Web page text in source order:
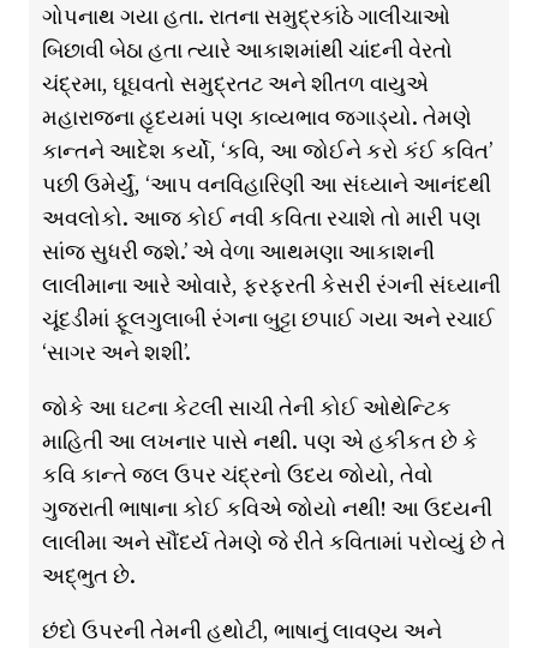
ગોપનાથ ગયા હતા. રાતના સમુદ્રકાંઠે ગાલીચાઓ
બિછાવી બેઠા હતા ત્યારે આકાશમાંથી ચાંદની વેરતો
ચંદ્રમા, ઘૂઘવતો સમુદ્રતટ અને શીતળ વાયુએ
મહારાજના હૃદયમાં પણ કાવ્યભાવ જગાડ્યો. તેમણે
કાન્તને આદેશ કર્યો, ‘કવિ, આ જોઈને કરો કંઈ કવિત’
પછી ઉમેર્યું, ‘આપ વનવિહારિણી આ સંઘ્યાને આનંદથી
અવલોકો. આજ કોઈ નવી કવિતા રચાશે તો મારી પણ
સાંજ સુધરી જશે.’ એ વેળા આથમણા આકાશની
લાલીમાના આરે ઓવારે, ફરફરતી કેસરી રંગની સંઘ્યાની
ચૂંદડીમાં ફૂલગુલાબી રંગના બુટ્ટા છપાઈ ગયા અને રચાઈ
‘સાગર અને શશી’.
જોકે આ ઘટના કેટલી સાચી તેની કોઈ ઓથેન્ટિક
માહિતી આ લખનાર પાસે નથી. પણ એ હકીકત છે કે
કવિ કાન્તે જલ ઉપર ચંદ્રનો ઉદય જોયો, તેવો
ગુજરાતી ભાષાના કોઈ કવિએ જોયો નથી! આ ઉદયની
લાલીમા અને સૌંદર્ય તેમણે જે રીતે કવિતામાં પરોવ્યું છે તે
અદ્ભુત છે.
છંદો ઉપરની તેમની હથોટી, ભાષાનું લાવણ્ય અને